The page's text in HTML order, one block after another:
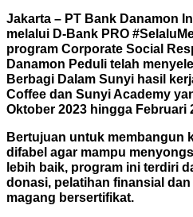
Jakarta – PT Bank Danamon
melalui D-Bank PRO
program Corporate Social
Danamon Peduli telah
Berbagi Dalam Sunyi hasil
Coffee dan Sunyi Academy
Oktober 2023 hingga Februari
Bertujuan untuk membangun
difabel agar mampu
lebih baik, program ini terdiri
donasi, pelatihan finansial
magang bersertifikat.